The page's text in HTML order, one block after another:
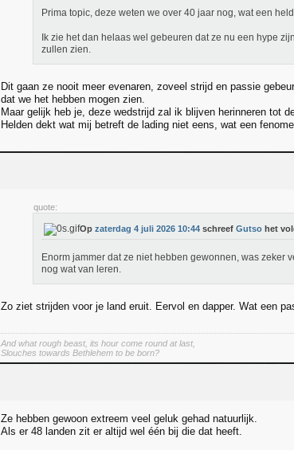
Prima topic, deze weten we over 40 jaar nog, wat een
Ik zie het dan helaas wel gebeuren dat ze nu een hype
zullen zien.
Dit gaan ze nooit meer evenaren, zoveel strijd en passie
dat we het hebben mogen zien.
Maar gelijk heb je, deze wedstrijd zal ik blijven herinneren tot
Helden dekt wat mij betreft de lading niet eens, wat een
quote:
Op zaterdag 4 juli 2026 10:44 schreef Gutso het
Enorm jammer dat ze niet hebben gewonnen, was zeker
nog wat van leren.
Zo ziet strijden voor je land eruit. Eervol en dapper. Wat een
And what rough beast, its hour come round at last,
Slouches towards Bethlehem to be born?
Ze hebben gewoon extreem veel geluk gehad natuurlijk.
Als er 48 landen zit er altijd wel één bij die dat heeft.